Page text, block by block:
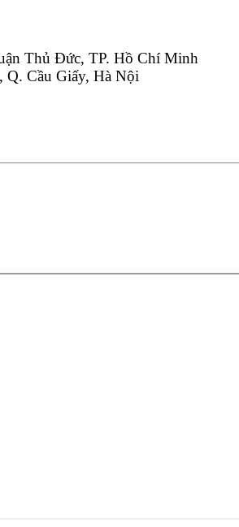
Thủ Đức, TP. Hồ Chí Minh
Q. Cầu Giấy, Hà Nội